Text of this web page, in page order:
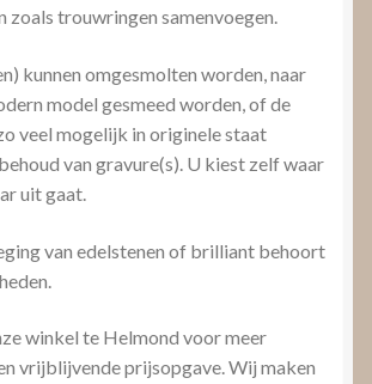
zoals trouwringen samenvoegen.
kunnen omgesmolten worden, naar
model gesmeed worden, of de
veel mogelijk in originele staat
van gravure(s). U kiest zelf waar
uit gaat.
van edelstenen of brilliant behoort
winkel te Helmond voor meer
vrijblijvende prijsopgave. Wij maken